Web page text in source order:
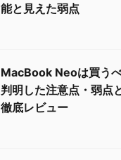
能と見えた弱点
MacBook Neoは買う
判明した注意点・弱点
徹底レビュー